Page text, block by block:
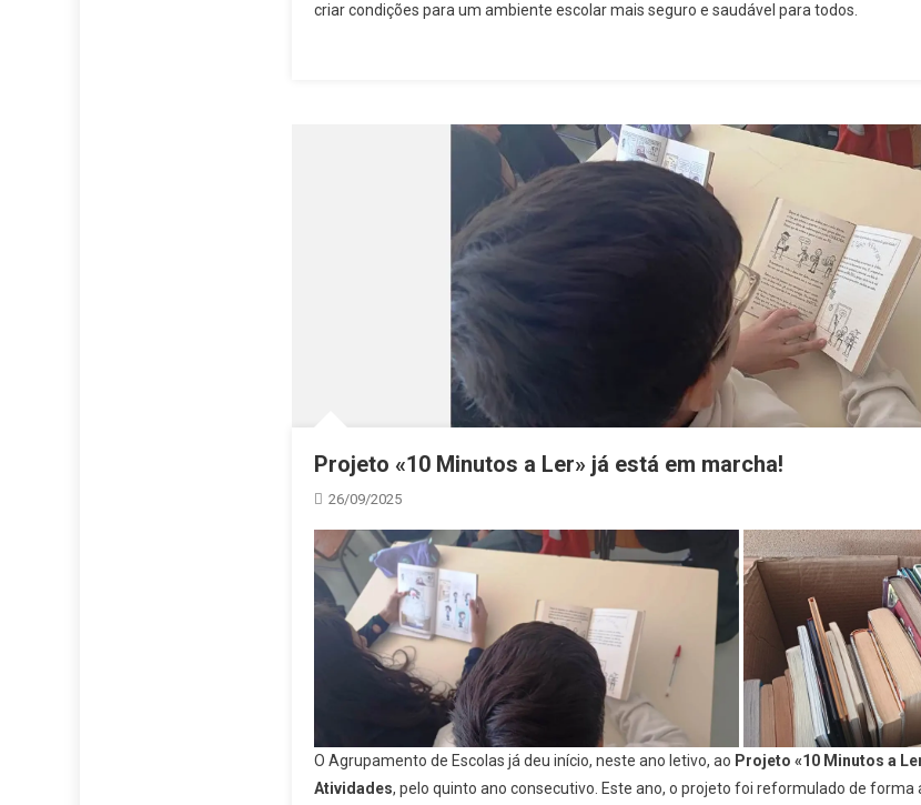
criar condições para um ambiente escolar mais seguro e saudável para todos.
Projeto «10 Minutos a Ler» já está em marcha!
26/09/2025
O Agrupamento de Escolas já deu início, neste ano letivo, ao Projeto «10 Minutos a
Atividades, pelo quinto ano consecutivo. Este ano, o projeto foi reformulado de forma